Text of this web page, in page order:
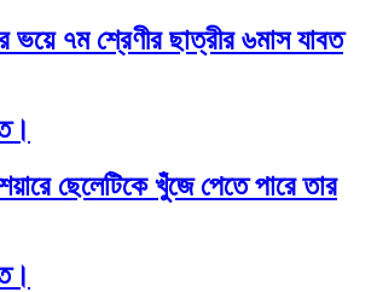
ভয়ে ৭ম শ্রেণীর ছাত্রীর ৬মাস যাবত
ছেলেটিকে খুঁজে পেতে পারে তার